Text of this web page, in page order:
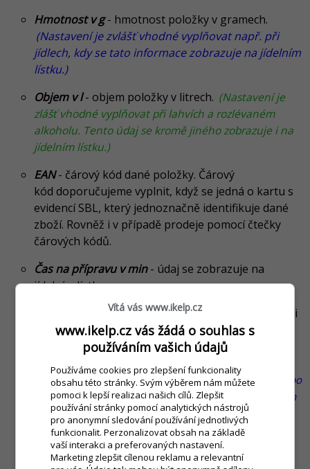
Hmotnost v g- hmotnost položky v gramech.
(Nastavení je zvlášť vhodné vyplňovat např. při
jídlech, kdy se tato informace zobrazuje na jídelním
lístku.)
Objem v l- objem položky v litrech. (Nastavení je
zlášť vhodné vyplňovat při lahvích a rozlévaném
alkoholu. Tento údaj se kromě jiného zobrazuje i na
jídelním lístku.)
EAN- čárový kód dané položky. Čárový
kód doporučujeme vyplnit, když se jedná o kartu s
evidencí SBL, který jednoznačně identifikuje dané
zboží. Rovněž i v případě prodeje pomocí čtečky
čárových kódů.
Čas na přípravu v min- údaj se zobrazuje na
jídelním lístku.
Rychlé poznámky - na kartě je možné nadefinovat i
tzv. "Rychlé poznámky", které blíže identifikují
požadavek zákazníka při objednávce. Jednotlivé
poznámky je možné od sebe oddělit čárkou.
při minerálce to může být poznámka "Nechlazená" nebo
"S ledem" apod. Více informací o rychlých poznámkách
získáte i v našem instruktážním videu
Rychlé přidání
poznámky na položce otevřeného účtu.)
Popis- popis na skladové kartě představuje bližší
Vítá vás www.ikelp.cz
www.ikelp.cz vás žádá o souhlas s
používáním vašich údajů
Používáme cookies pro zlepšení funkcionality
obsahu této stránky. Svým výběrem nám můžete
pomoci k lepší realizaci našich cílů. Zlepšit
používání stránky pomocí analytických nástrojů
pro anonymní sledování používání jednotlivých
funkcionalit. Perzonalizovat obsah na základě
vaší interakci a preferovaných nastavení.
Marketing zlepšit cílenou reklamu a relevantní